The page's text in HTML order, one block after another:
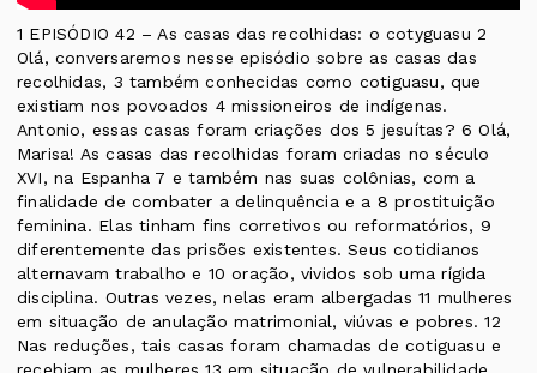
1 EPISÓDIO 42 – As casas das recolhidas: o cotyguasu 2
Olá, conversaremos nesse episódio sobre as casas das
recolhidas, 3 também conhecidas como cotiguasu, que
existiam nos povoados 4 missioneiros de indígenas.
Antonio, essas casas foram criações dos 5 jesuítas? 6 Olá,
Marisa! As casas das recolhidas foram criadas no século
XVI, na Espanha 7 e também nas suas colônias, com a
finalidade de combater a delinquência e a 8 prostituição
feminina. Elas tinham fins corretivos ou reformatórios, 9
diferentemente das prisões existentes. Seus cotidianos
alternavam trabalho e 10 oração, vividos sob uma rígida
disciplina. Outras vezes, nelas eram albergadas 11 mulheres
em situação de anulação matrimonial, viúvas e pobres. 12
Nas reduções, tais casas foram chamadas de cotiguasu e